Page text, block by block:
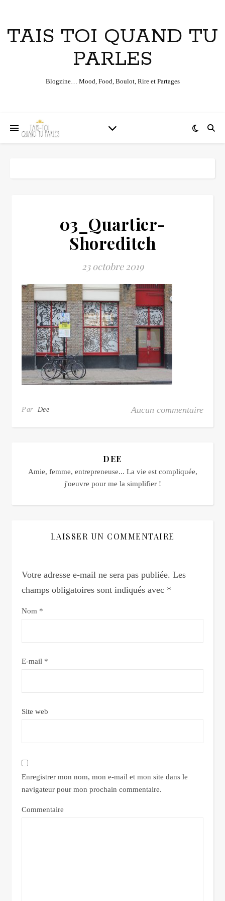
TAIS TOI QUAND TU
PARLES
Blogzine… Mood, Food, Boulot, Rire et Partages
03_Quartier-
Shoreditch
23 octobre 2019
Par Dee Aucun commentaire
DEE
Amie, femme, entrepreneuse... La vie est compliquée,
j'oeuvre pour me la simplifier !
LAISSER UN COMMENTAIRE
Votre adresse e-mail ne sera pas publiée. Les
champs obligatoires sont indiqués avec *
Nom *
E-mail *
Site web
Enregistrer mon nom, mon e-mail et mon site dans le
navigateur pour mon prochain commentaire.
Commentaire